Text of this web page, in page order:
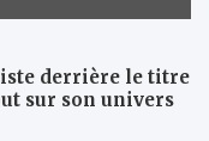
derrière le titre
sur son univers